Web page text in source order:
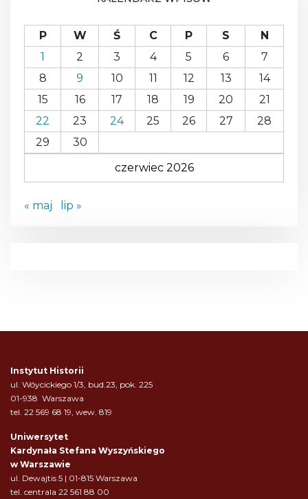
czerwiec 2026
P W Ś C P S
N
1
2 3 4 5 6
7
8
9 10 11 12 13
14
15
16 17 18 19 20
21
22
23 24 25 26 27
28
29
30
« maj lip »
Instytut Historii
ul. Wóycickiego 1/3, bud.23, pok. 225
01-938 Warszawa
tel. 22 569 68 19, wew. 819
Uniwersytet
Kardynała Stefana Wyszyńskiego
w Warszawie
ul. Dewajtis 5 | 01-815 Warszawa
tel. centrala 22 561 88 00